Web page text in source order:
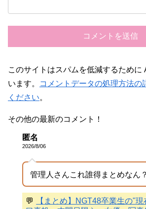
このサイトはスパムを低減するために
います。
コメントデータの処理方法の
ください。
その他の最新のコメント！
匿名
2026/8/06
管理人さんこれ誰得まとめなん？
💬
【まとめ】NGT48卒業生の"